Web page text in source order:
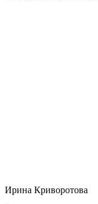
Ирина Криворотова